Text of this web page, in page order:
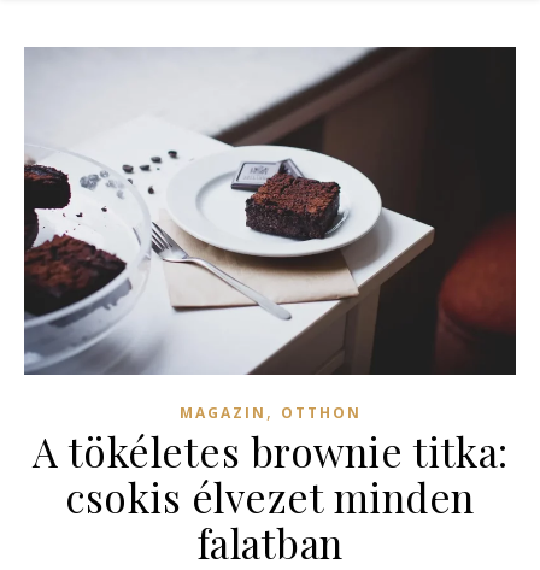
MAGAZIN , OTTHON
A tökéletes brownie titka:
csokis élvezet minden
falatban